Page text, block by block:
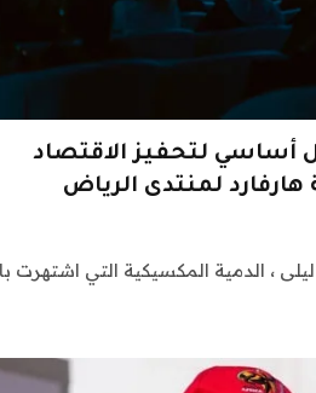
لتحفيز الاقتصاد
لمنتدى الرياض
، الدمية المكسيكية التي اشتهرت